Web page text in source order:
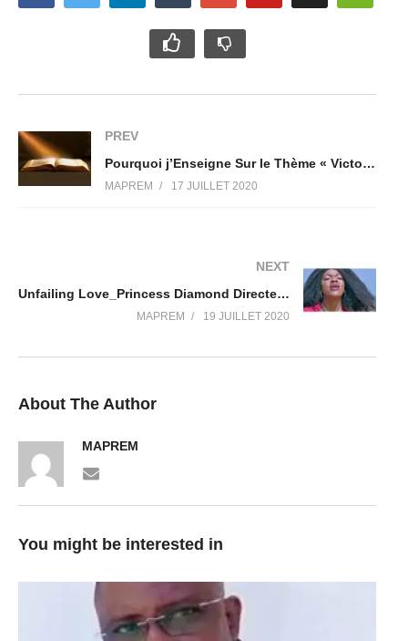
PREV
Pourquoi j’Enseigne Sur le Thème « Victoire sur l’Évangile et les Enseignements de la Prospérité »
MAPREM 17 JUILLET 2020
NEXT
Unfailing Love_Princess Diamond Directed by WIRKOM (official Video)
MAPREM 19 JUILLET 2020
About The Author
MAPREM
You might be interested in